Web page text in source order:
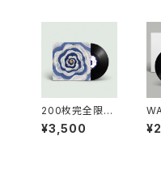
200枚完全限定
プレス「WATT -
バカとケムリ【Li
¥3,500
SE
う